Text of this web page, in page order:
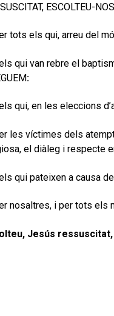
ESCOLTEU-
tots els qui, arreu del
qui van rebre el
:
qui, en les eleccions
les víctimes dels
el diàleg i respecte
qui pateixen a causa
nosaltres, i per tots els
Jesús